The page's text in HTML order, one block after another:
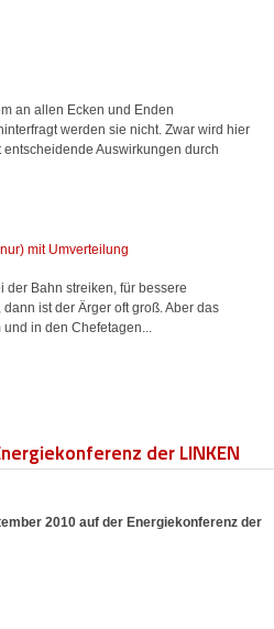
an allen Ecken und Enden
werden sie nicht. Zwar wird hier
Auswirkungen durch
mit Umverteilung
der Bahn streiken, für bessere
ist der Ärger oft groß. Aber das
in den Chefetagen...
der LINKEN
2010 auf der Energiekonferenz der